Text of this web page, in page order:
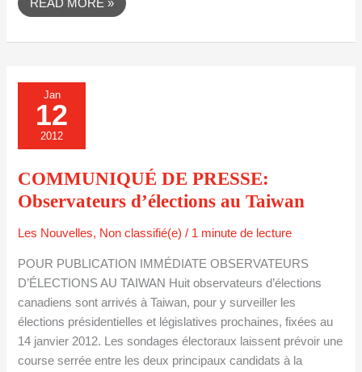
READ MORE »
Jan
12
2012
COMMUNIQUÉ DE PRESSE:
Observateurs d’élections au Taiwan
Les Nouvelles, Non classifié(e) / 1 minute de lecture
POUR PUBLICATION IMMÉDIATE OBSERVATEURS
D’ÉLECTIONS AU TAIWAN Huit observateurs d’élections
canadiens sont arrivés à Taiwan, pour y surveiller les
élections présidentielles et législatives prochaines, fixées au
14 janvier 2012. Les sondages électoraux laissent prévoir une
course serrée entre les deux principaux candidats à la
COMMUNIQUÉ
DE
PRESSE:
OBSERVATEURS
D’ÉLECTIONS
AU